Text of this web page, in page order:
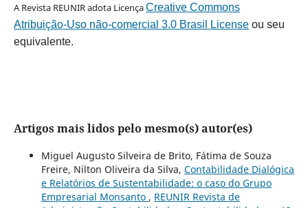
A Revista REUNIR adota LicençaCreative Commons
Atribuição-Uso não-comercial 3.0 Brasil Licenseou seu
equivalente.
Artigos mais lidos pelo mesmo(s) autor(es)
Miguel Augusto Silveira de Brito, Fátima de Souza
Freire, Nilton Oliveira da Silva, Contabilidade Dialógica
e Relatórios de Sustentabilidade: o caso do Grupo
Empresarial Monsanto , REUNIR Revista de